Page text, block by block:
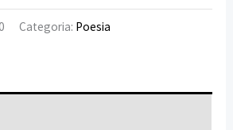
Categoria: Poesia